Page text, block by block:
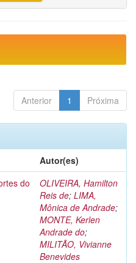
Anterior 1 Próxima
Autor(es)
do
OLIVEIRA, Hamilton
Reis de; LIMA,
Mônica de Andrade;
MONTE, Kerlen
Andrade do;
MILITÃO, Vivianne
Benevides